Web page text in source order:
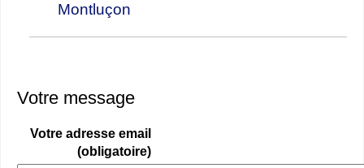
Montluçon
Votre message
Votre adresse email
(obligatoire)